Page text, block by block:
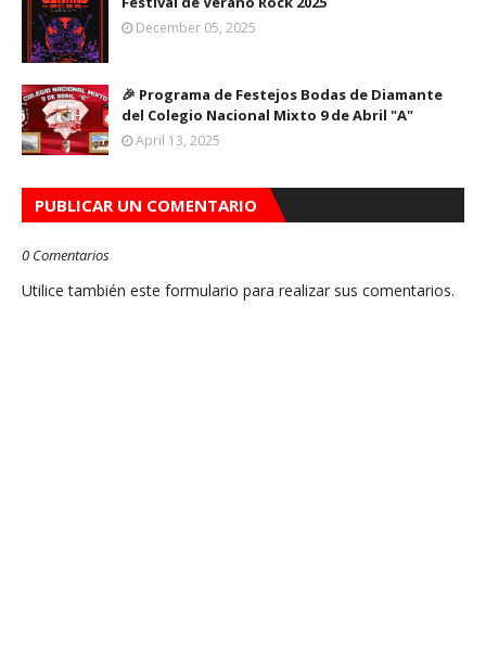
December 05, 2025
🎉 Programa de Festejos Bodas de Diamante
del Colegio Nacional Mixto 9 de Abril "A"
April 13, 2025
PUBLICAR UN COMENTARIO
0 Comentarios
Utilice también este formulario para realizar sus comentarios.